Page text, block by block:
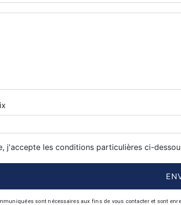
j'accepte les conditions particulières ci-
sont nécessaires aux fins de vous contacter et sont